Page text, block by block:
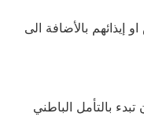
بالأضافة الى
بالتأمل الباطني